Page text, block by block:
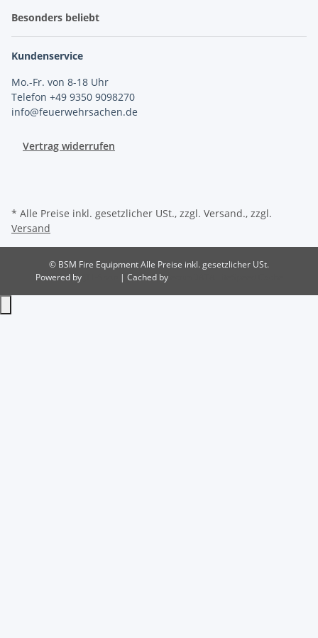
Besonders beliebt
Kundenservice
Mo.-Fr. von 8-18 Uhr
Telefon +49 9350 9098270
info@feuerwehrsachen.de
Vertrag widerrufen
* Alle Preise inkl. gesetzlicher USt., zzgl. Versand., zzgl.
Versand
© BSM Fire EquipmentAlle Preise inkl. gesetzlicher USt.
Powered by
| Cached by